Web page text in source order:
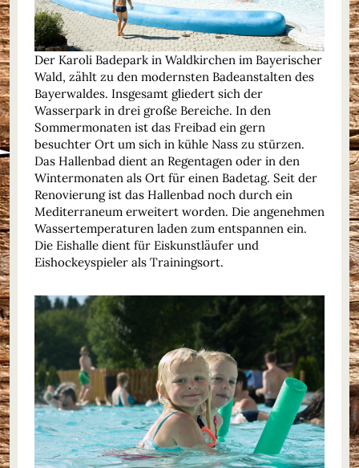
Der Karoli Badepark in Waldkirchen im Bayerischer
Wald, zählt zu den modernsten Badeanstalten des
Bayerwaldes. Insgesamt gliedert sich der
Wasserpark in drei große Bereiche. In den
Sommermonaten ist das Freibad ein gern
besuchter Ort um sich in kühle Nass zu stürzen.
Das Hallenbad dient an Regentagen oder in den
Wintermonaten als Ort für einen Badetag. Seit der
Renovierung ist das Hallenbad noch durch ein
Mediterraneum erweitert worden. Die angenehmen
Wassertemperaturen laden zum entspannen ein.
Die Eishalle dient für Eiskunstläufer und
Eishockeyspieler als Trainingsort.